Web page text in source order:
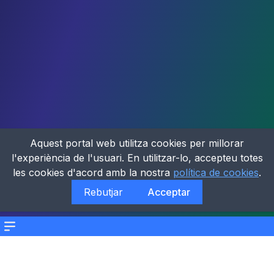
Menu
Aquest portal web utilitza cookies per millorar
l'experiència de l'usuari. En utilitzar-lo, accepteu totes
les cookies d'acord amb la nostra política de cookies.
Rebutjar
Acceptar